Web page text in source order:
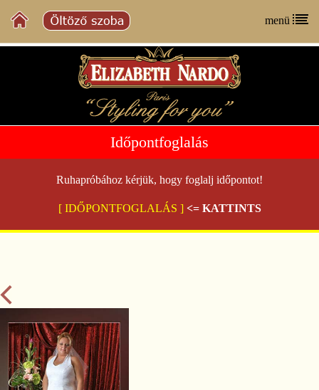
menü
Időpontfoglalás
Ruhapróbához kérjük, hogy foglalj időpontot!
[ IDŐPONTFOGLALÁS ] <= KATTINTS